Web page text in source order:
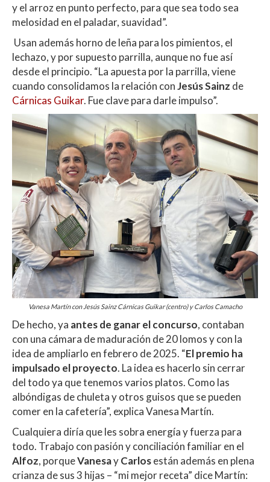
y el arroz en punto perfecto, para que sea todo sea
melosidad en el paladar, suavidad”.
Usan además horno de leña para los pimientos, el
lechazo, y por supuesto parrilla, aunque no fue así
desde el principio. “La apuesta por la parrilla, viene
cuando consolidamos la relación conJesús Sainz de
Cárnicas Guikar. Fue clave para darle impulso”.
Vanesa Martín con Jesús Sainz Cárnicas Guikar (centro) y Carlos Camacho
De hecho, ya antes de ganar el concurso, contaban
con una cámara de maduración de 20 lomos y con la
idea de ampliarlo en febrero de 2025. “El premio ha
impulsado el proyecto. La idea es hacerlo sin cerrar
del todo ya que tenemos varios platos. Como las
albóndigas de chuleta y otros guisos que se pueden
comer en la cafetería”, explica Vanesa Martín.
Cualquiera diría que les sobra energía y fuerza para
todo. Trabajo con pasión y conciliación familiar en el
Alfoz, porqueVanesayCarlosestán además en plena
crianza de sus 3 hijas – “mi mejor receta” dice Martín: